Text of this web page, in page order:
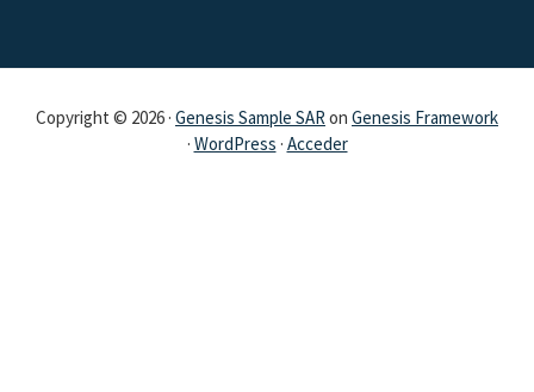
Copyright © 2026 · Genesis Sample SARon Genesis Framework
· WordPress · Acceder